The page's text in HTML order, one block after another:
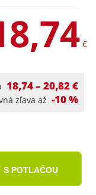
€
18,74 – 20,82 €
zľava až -10 %
S POTLAČOU